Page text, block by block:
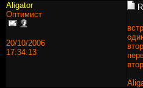
Aligator
Оптимист
20/10/2006
17:34:13